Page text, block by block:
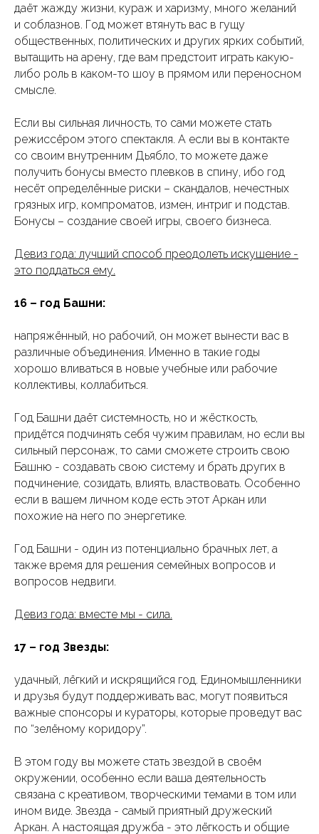
даёт жажду жизни, кураж и харизму, много желаний
и соблазнов. Год может втянуть вас в гущу
общественных, политических и других ярких событий,
вытащить на арену, где вам предстоит играть какую-
либо роль в каком-то шоу в прямом или переносном
смысле.
Если вы сильная личность, то сами можете стать
режиссёром этого спектакля. А если вы в контакте
со своим внутренним Дьябло, то можете даже
получить бонусы вместо плевков в спину, ибо год
несёт определённые риски – скандалов, нечестных
грязных игр, компроматов, измен, интриг и подстав.
Бонусы – создание своей игры, своего бизнеса.
Девиз года: лучший способ преодолеть искушение -
это поддаться ему.
16 – год Башни:
напряжённый, но рабочий, он может вынести вас в
различные объединения. Именно в такие годы
хорошо вливаться в новые учебные или рабочие
коллективы, коллабиться.
Год Башни даёт системность, но и жёсткость,
придётся подчинять себя чужим правилам, но если вы
сильный персонаж, то сами сможете строить свою
Башню - создавать свою систему и брать других в
подчинение, созидать, влиять, властвовать. Особенно
если в вашем личном коде есть этот Аркан или
похожие на него по энергетике.
Год Башни - один из потенциально брачных лет, а
также время для решения семейных вопросов и
вопросов недвиги.
Девиз года: вместе мы - сила.
17 – год Звезды:
удачный, лёгкий и искрящийся год. Единомышленники
и друзья будут поддерживать вас, могут появиться
важные спонсоры и кураторы, которые проведут вас
по “зелёному коридору”.
В этом году вы можете стать звездой в своём
окружении, особенно если ваша деятельность
связана с креативом, творческими темами в том или
ином виде. Звезда - самый приятный дружеский
Аркан. А настоящая дружба - это лёгкость и общие
© astrolog-shirokova
Контакты школы
Задонатить Оракулу
Сведения об образовательной организации